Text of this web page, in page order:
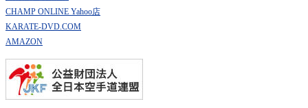
CHAMP ONLINE Yahoo店
KARATE-DVD.COM
AMAZON